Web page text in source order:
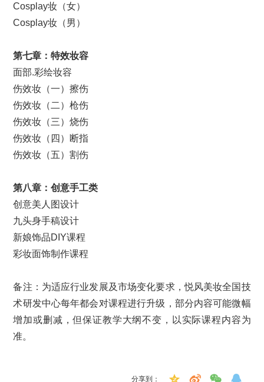
Cosplay妆（女）
Cosplay妆（男）
第七章：特效妆容
面部.彩绘妆容
伤效妆（一）擦伤
伤效妆（二）枪伤
伤效妆（三）烧伤
伤效妆（四）断指
伤效妆（五）割伤
第八章：创意手工类
创意美人图设计
九头身手稿设计
新娘饰品DIY课程
彩妆面饰制作课程
备注：为适应行业发展及市场变化要求，悦风美妆全国技
术研发中心每年都会对课程进行升级，部分内容可能微幅
增加或删减，但保证教学大纲不变，以实际课程内容为
准。
分享到：